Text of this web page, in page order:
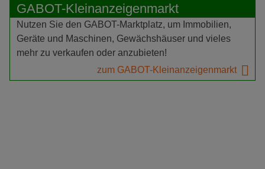
GABOT-Kleinanzeigenmarkt
Nutzen Sie den GABOT-Marktplatz, um Immobilien,
Geräte und Maschinen, Gewächshäuser und vieles
mehr zu verkaufen oder anzubieten!
zum GABOT-Kleinanzeigenmarkt